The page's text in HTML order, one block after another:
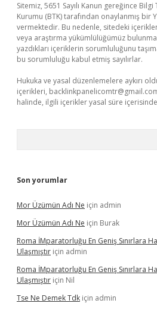
Sitemiz, 5651 Sayılı Kanun gereğince
Kurumu (BTK) tarafından onaylanmış bir
vermektedir. Bu nedenle, sitedeki
veya araştırma yükümlülüğümüz
yazdıkları içeriklerin sorumluluğunu
bu sorumluluğu kabul etmiş sayılırlar.
Hukuka ve yasal düzenlemelere aykırı
içerikleri,
halinde, ilgili içerikler yasal süre
Son yorumlar
Mor Üzümün Adı Ne için admin
Mor Üzümün Adı Ne için Burak
Roma İMparatorluğu En Geniş Sınırlara
Ulaşmıştır için admin
Roma İMparatorluğu En Geniş Sınırlara
Ulaşmıştır için Nil
Tse Ne Demek Tdk için admin